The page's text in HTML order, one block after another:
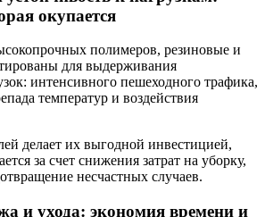
окупается
полимеров, резиновые и
для выдерживания
интенсивного пешеходного трафика,
температур и воздействия
делает их выгодной инвестицией,
за счет снижения затрат на уборку,
несчастных случаев.
и ухода: экономия времени и